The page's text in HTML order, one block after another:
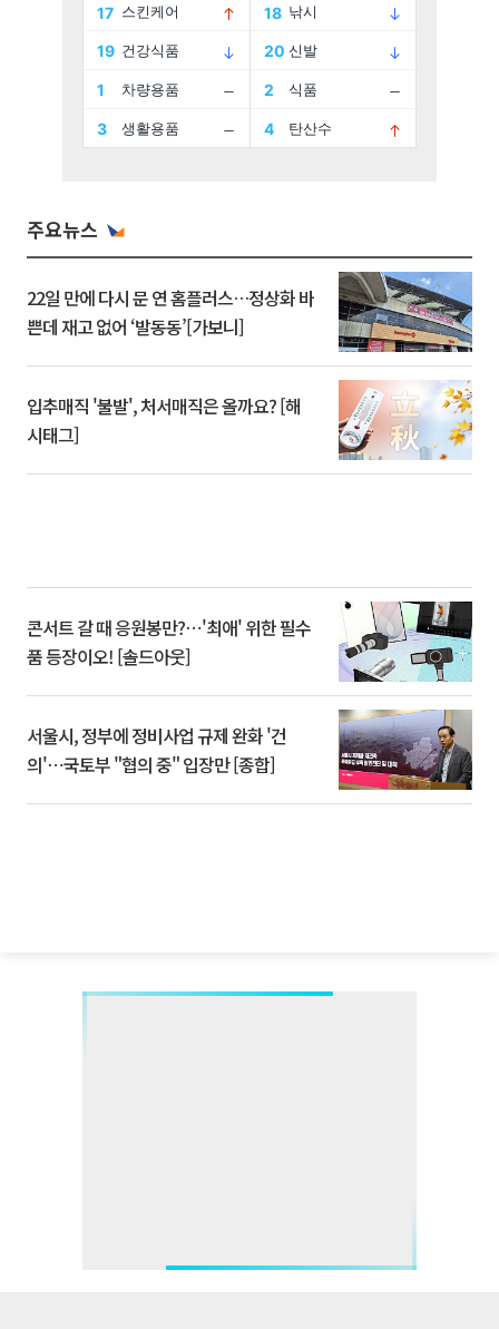
주요뉴스
22일 만에 다시 문 연 홈플러스…정상화 바
쁜데 재고 없어 ‘발동동’[가보니]
입추매직 '불발', 처서매직은 올까요? [해
시태그]
콘서트 갈 때 응원봉만?⋯'최애' 위한 필수
품 등장이오! [솔드아웃]
서울시, 정부에 정비사업 규제 완화 '건
의'⋯국토부 "협의 중" 입장만 [종합]